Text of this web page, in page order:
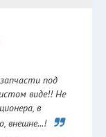
под
виде!! Не
в
внешне...!